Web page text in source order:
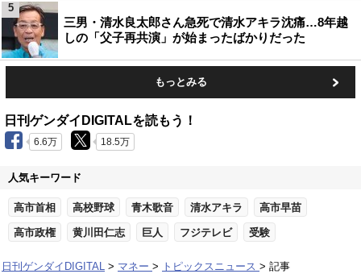
三男・清水良太郎さん急死で清水アキラ沈痛…8年越
しの「父子再共演」が始まったばかりだった
5
もっとみる
日刊ゲンダイDIGITALを読もう！
6.6万 18.5万
人気キーワード
高市首相 高校野球 青木歌音 清水アキラ 高市早苗
高市政権 黄川田仁志 巨人 フジテレビ 受験
日刊ゲンダイDIGITAL マネー トピックスニュース 記事